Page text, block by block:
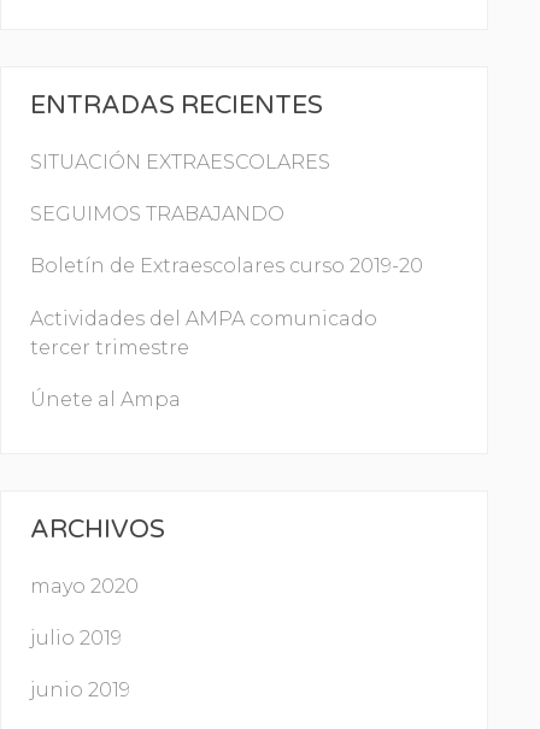
ENTRADAS RECIENTES
SITUACIÓN EXTRAESCOLARES
SEGUIMOS TRABAJANDO
Boletín de Extraescolares curso 2019-20
Actividades del AMPA comunicado
tercer trimestre
Únete al Ampa
ARCHIVOS
mayo 2020
julio 2019
junio 2019